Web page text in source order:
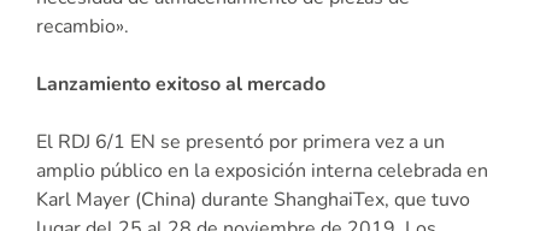
recambio».
Lanzamiento exitoso al mercado
El RDJ 6/1 EN se presentó por primera vez a un
amplio público en la exposición interna celebrada en
Karl Mayer (China) durante ShanghaiTex, que tuvo